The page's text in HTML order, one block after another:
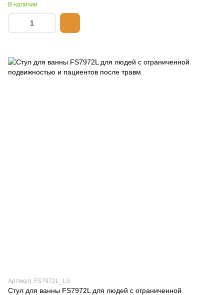
В наличии
Артикул: FS7972L_LS
Стул для ванны FS7972L для людей с ограниченной